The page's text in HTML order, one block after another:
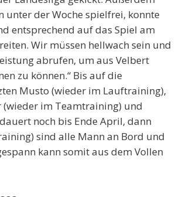
unter der Woche spielfrei, konnte
entsprechend auf das Spiel am
Wir müssen hellwach sein und
abrufen, um aus Velbert
zu können.“ Bis auf die
Musto (wieder im Lauftraining),
(wieder im Teamtraining) und
dauert noch bis Ende April, dann
sind alle Mann an Bord und
kann somit aus dem Vollen